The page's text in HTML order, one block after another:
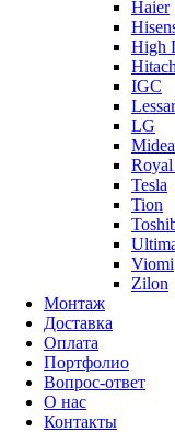
Haier
High
IGC
Lessar
LG
Midea
Tesla
Tion
Viomi
Zilon
Монтаж
Доставка
Оплата
Портфолио
Вопрос-ответ
О нас
Контакты